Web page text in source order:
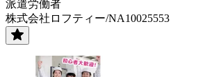
派遣労働者
株式会社ロフティー/NA10025553